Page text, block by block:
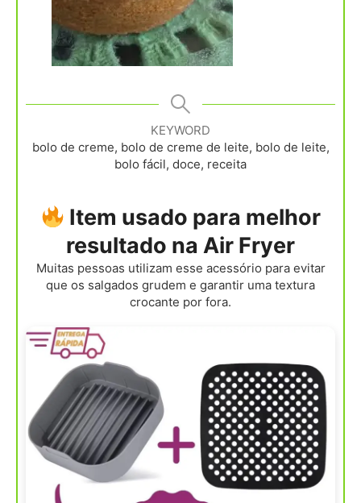
KEYWORD
bolo de creme, bolo de creme de leite, bolo de leite,
bolo fácil, doce, receita
Item usado para melhor
resultado na Air Fryer
Muitas pessoas utilizam esse acessório para evitar
que os salgados grudem e garantir uma textura
crocante por fora.